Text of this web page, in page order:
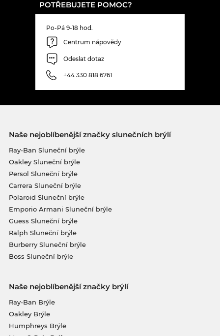
POTŘEBUJETE POMOC?
Po-Pá 9-18 hod.
Centrum nápovědy
Odeslat dotaz
+44 330 818 6761
Naše nejoblíbenější značky slunečních brýlí
Ray-Ban Sluneční brýle
Oakley Sluneční brýle
Persol Sluneční brýle
Carrera Sluneční brýle
Polaroid Sluneční brýle
Emporio Armani Sluneční brýle
Guess Sluneční brýle
Ralph Sluneční brýle
Burberry Sluneční brýle
Boss Sluneční brýle
Naše nejoblíbenější značky brýlí
Ray-Ban Brýle
Oakley Brýle
Humphreys Brýle